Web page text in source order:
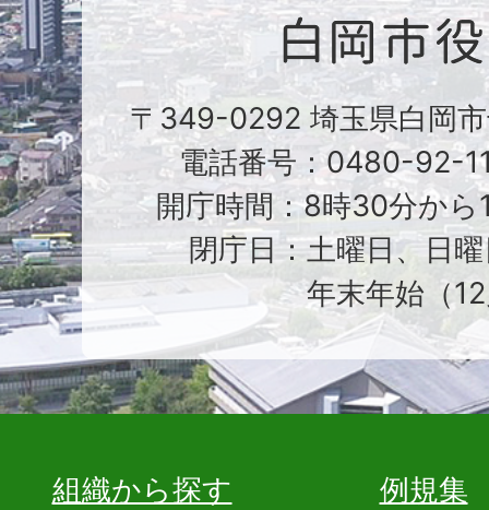
〒349-0292 埼玉県白岡
電話番号：0480-92-
開庁時間：8時30分から
閉庁日：土曜日、日
年末年始（
組織から探す
例規集